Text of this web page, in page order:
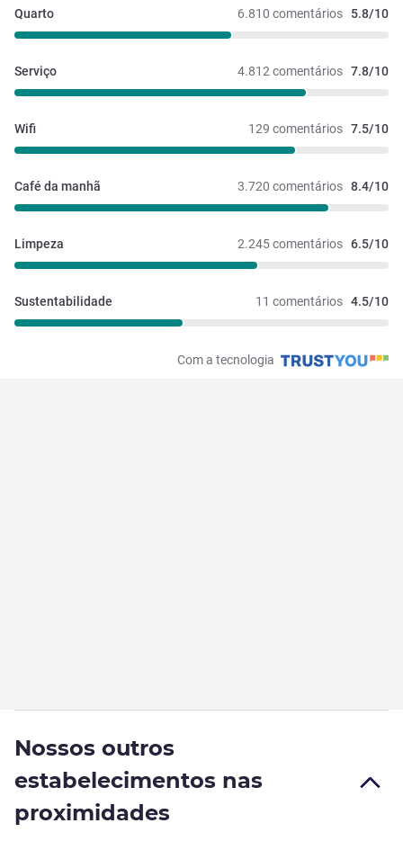
6.810 comentários 5.8/10
Quarto
4.812 comentários 7.8/10
Serviço
129 comentários 7.5/10
Wifi
3.720 comentários 8.4/10
Café da manhã
2.245 comentários 6.5/10
Limpeza
11 comentários 4.5/10
Sustentabilidade
Com a tecnologia
Nossos outros
estabelecimentos nas
proximidades